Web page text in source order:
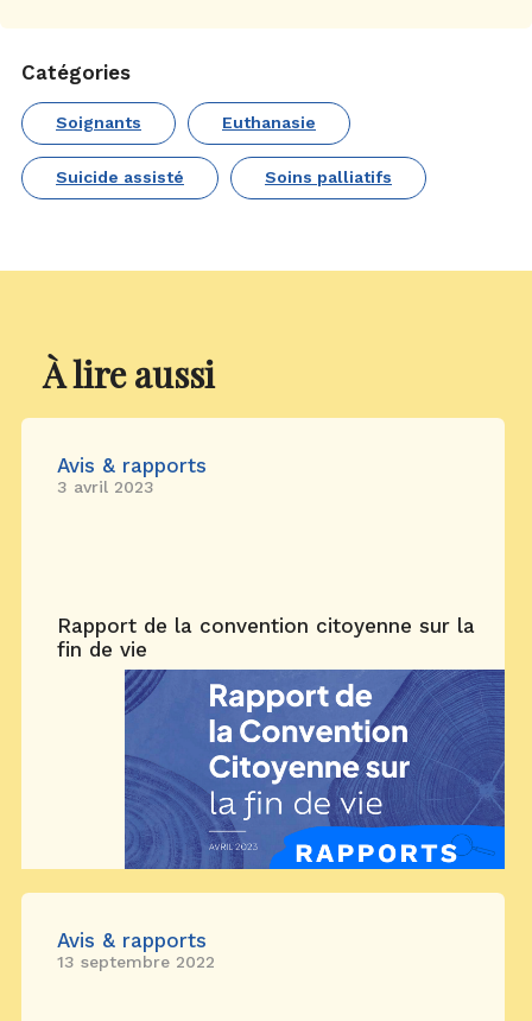
Catégories
Soignants Euthanasie
Suicide assisté Soins palliatifs
À lire aussi
Avis & rapports
3 avril 2023
Rapport de la convention citoyenne sur la
fin de vie
Avis & rapports
13 septembre 2022